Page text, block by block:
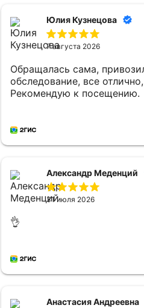
Юлия Кузнецова
7 августа 2026
Обращалась сама,
обследование, все
Рекомендую к посещению.
Александр Меденций
31 июля 2026
👌
Анастасия Андреевна